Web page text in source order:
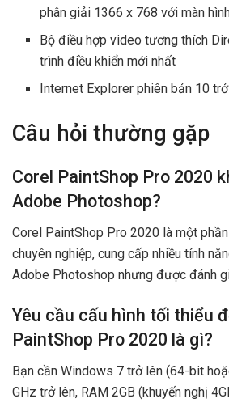
phân giải 1366 x 768 với màn
Bộ điều hợp video tương thích
trình điều khiển mới nhất
Internet Explorer phiên bản 10
Câu hỏi thường gặp
Corel PaintShop Pro 2020
Adobe Photoshop?
Corel PaintShop Pro 2020 là một
chuyên nghiệp, cung cấp nhiều tính
Adobe Photoshop nhưng được đánh
Yêu cầu cấu hình tối thiểu
PaintShop Pro 2020 là gì?
Bạn cần Windows 7 trở lên (64-bit
GHz trở lên, RAM 2GB (khuyến nghị